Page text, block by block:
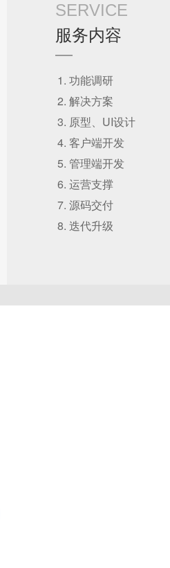
SERVICE
服务内容
功能调研
解决方案
原型、UI设计
客户端开发
管理端开发
运营支撑
源码交付
迭代升级